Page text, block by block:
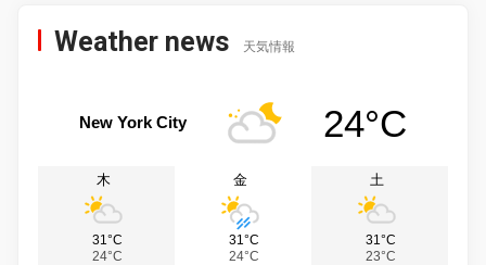
Weather news 天気情報
New York City 24°C
木
31°C
24°C
金
31°C
24°C
土
31°C
23°C